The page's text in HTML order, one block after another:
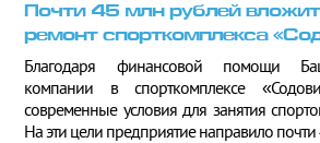
Почти 45 млн рублей
ремонт спорткомплекса
Благодаря финансовой помощи
компании в спорткомплексе
современные условия для занятия
На эти цели предприятие направило почти